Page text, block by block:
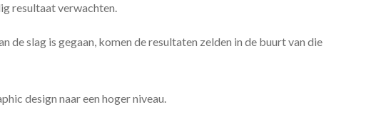
resultaat verwachten.
slag is gegaan, komen de resultaten zelden in de buurt van die
design naar een hoger niveau.